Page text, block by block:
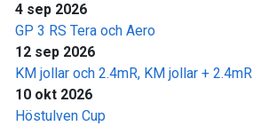
4 sep 2026
GP 3 RS Tera och Aero
12 sep 2026
KM jollar och 2.4mR, KM jollar + 2.4mR
10 okt 2026
Höstulven Cup